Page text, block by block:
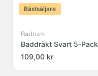
Bästsäljare
Badrum
Baddräkt Svart 5-Pack
109,00 kr